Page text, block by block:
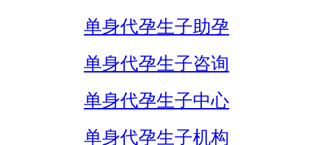
单身代孕生子助孕
单身代孕生子咨询
单身代孕生子中心
单身代孕生子机构